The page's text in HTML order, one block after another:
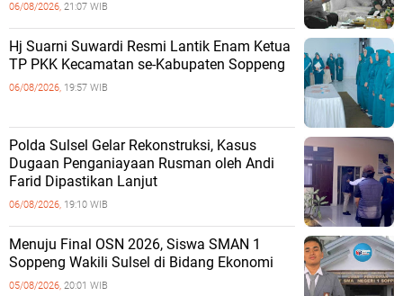
06/08/2026, 21:07 WIB
Hj Suarni Suwardi Resmi Lantik Enam Ketua
TP PKK Kecamatan se-Kabupaten Soppeng
06/08/2026, 19:57 WIB
Polda Sulsel Gelar Rekonstruksi, Kasus
Dugaan Penganiayaan Rusman oleh Andi
Farid Dipastikan Lanjut
06/08/2026, 19:10 WIB
Menuju Final OSN 2026, Siswa SMAN 1
Soppeng Wakili Sulsel di Bidang Ekonomi
05/08/2026, 20:01 WIB